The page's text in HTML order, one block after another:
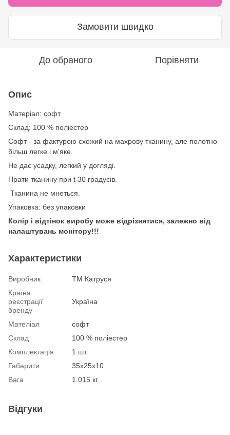
Замовити швидко
До обраного Порівняти
Опис
Матеріал: софт
Склад: 100 % поліестер
Софт - за фактурою схожий на махрову тканину, але полотно
більш легке і м'яке.
Не дає усадку, легкий у догляді.
Прати тканину при t 30 градусів.
Тканина не мнеться.
Упаковка: без упаковки
Колір і відтінок виробу може відрізнятися, залежно від
налаштувань монітору!!!
Характеристики
Виробник
ТМ Катруся
Країна
реєстрації
бренду
Україна
Мателіал
софт
Склад
100 % поліестер
Комплектація
1 шт.
Габарити
35х25х10
Вага
1.015 кг
Відгуки